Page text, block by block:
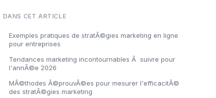
DANS CET ARTICLE
Exemples pratiques de stratÃ©gies marketing en ligne
pour entreprises
Tendances marketing incontournables Ã suivre pour
l'annÃ©e 2026
MÃ©thodes Ã©prouvÃ©es pour mesurer l'efficacitÃ©
des stratÃ©gies marketing